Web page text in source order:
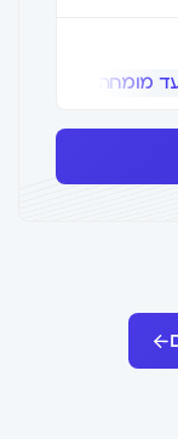
מומחה